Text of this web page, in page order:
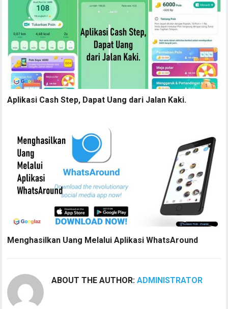
Aplikasi Cash Step, Dapat Uang dari Jalan Kaki.
Menghasilkan Uang Melalui Aplikasi WhatsAround
ABOUT THE AUTHOR:ADMINISTRATOR